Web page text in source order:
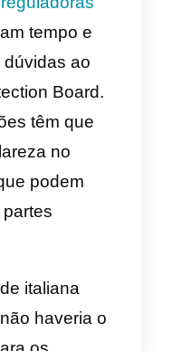
Business,
em
que permitem
aceder às
WhatsApp e
a gestão de um
conversas,
de muitas outras